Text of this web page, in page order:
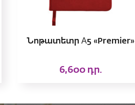
Նոթատետր А5 «Premier»
6,600 դր.